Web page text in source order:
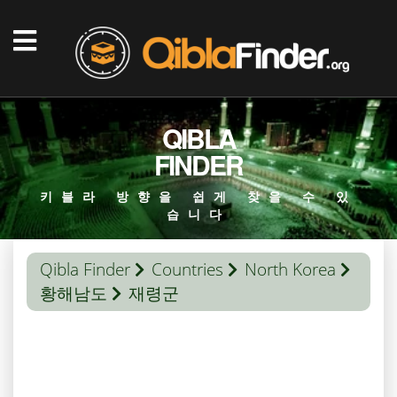
QIBLA
FINDER
키블라 방향을 쉽게 찾을 수 있
습니다
Qibla Finder Countries
North Korea
황해남도
재령군